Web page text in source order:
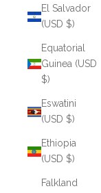
El Salvador
(USD $)
Equatorial
Guinea (USD
$)
Eswatini
(USD $)
Ethiopia
(USD $)
Falkland